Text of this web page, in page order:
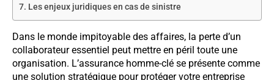
Les enjeux juridiques en cas de sinistre
Dans le monde impitoyable des affaires, la perte d’un
collaborateur essentiel peut mettre en péril toute une
organisation. L’assurance homme-clé se présente comme
une solution stratégique pour protéger votre entreprise